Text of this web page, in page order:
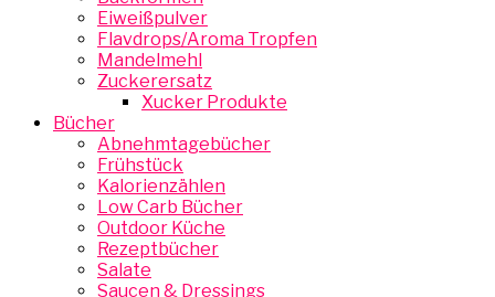
Eiweißpulver
Flavdrops/Aroma Tropfen
Mandelmehl
Zuckerersatz
Xucker Produkte
Bücher
Abnehmtagebücher
Frühstück
Kalorienzählen
Low Carb Bücher
Outdoor Küche
Rezeptbücher
Salate
Saucen & Dressings